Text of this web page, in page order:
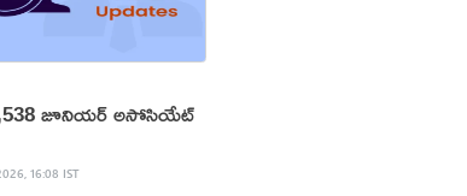
జూనియర్ అసోసియేట్
16:08 IST